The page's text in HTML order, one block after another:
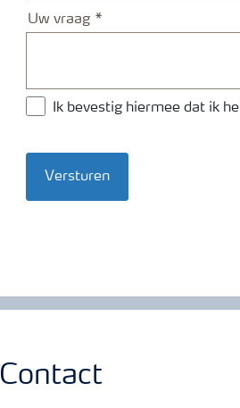
Uw vraag
Ik bevestig hiermee dat ik
Versturen
Contact